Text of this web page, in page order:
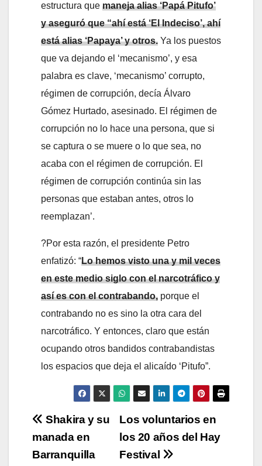
estructura que maneja alias ‘Papá Pitufo’
y aseguró que “ahí está ‘El Indeciso’, ahí
está alias ‘Papaya’ y otros. Ya los puestos
que va dejando el ‘mecanismo’, y esa
palabra es clave, ‘mecanismo’ corrupto,
régimen de corrupción, decía Álvaro
Gómez Hurtado, asesinado. El régimen de
corrupción no lo hace una persona, que si
se captura o se muere o lo que sea, no
acaba con el régimen de corrupción. El
régimen de corrupción continúa sin las
personas que estaban antes, otros lo
reemplazan’.
?Por esta razón, el presidente Petro
enfatizó: “Lo hemos visto una y mil veces
en este medio siglo con el narcotráfico y
así es con el contrabando, porque el
contrabando no es sino la otra cara del
narcotráfico. Y entonces, claro que están
ocupando otros bandidos contrabandistas
los espacios que deja el alicaído ‘Pitufo”.
Navegación
de
Los voluntarios en
los 20 años del Hay
Festival
Shakira y su
manada en
Barranquilla